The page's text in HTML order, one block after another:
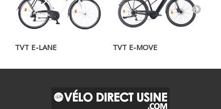
TVT E-LANE TVT E-MOVE